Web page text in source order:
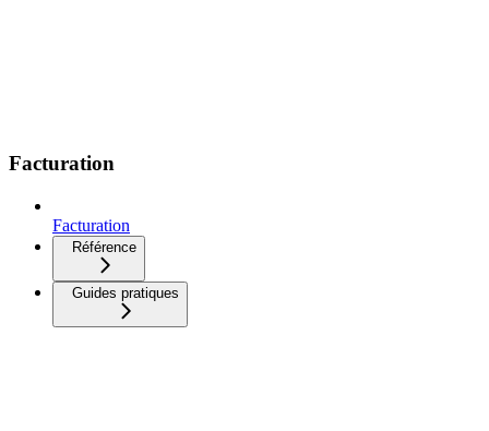
Facturation
Facturation
Référence
Guides pratiques